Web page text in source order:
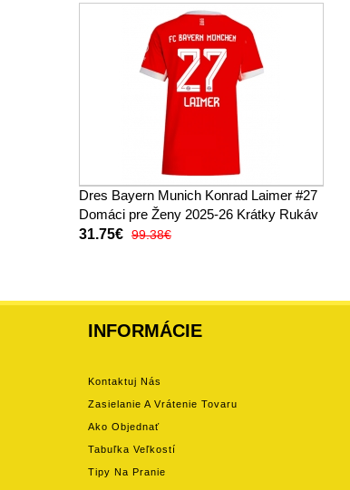
Dres Bayern Munich Konrad Laimer #27
Domáci pre Ženy 2025-26 Krátky Rukáv
31.75€ 99.38€
INFORMÁCIE
Kontaktuj Nás
Zasielanie A Vrátenie Tovaru
Ako Objednať
Tabuľka Veľkostí
Tipy Na Pranie